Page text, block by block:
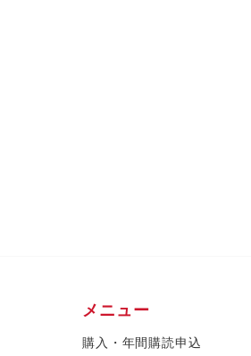
メニュー
購入・年間購読申込